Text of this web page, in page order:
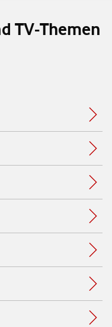
TV-Themen